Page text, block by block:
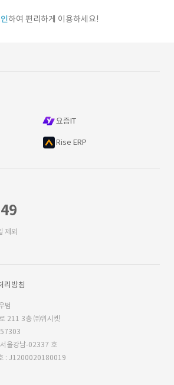
하여 편리하게 이용하세요!
요즘IT
Rise ERP
제외
리방침
범
211 3층 ㈜위시켓
울강남-02337 호
: J1200020180019